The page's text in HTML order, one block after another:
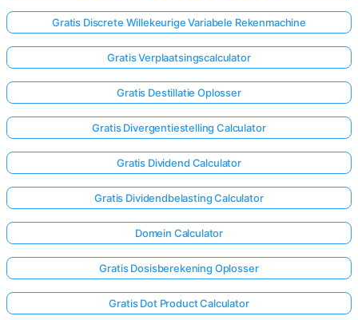
Log
in!
Gratis Discrete Willekeurige Variabele Rekenmachine
Gratis Verplaatsingscalculator
Gratis Destillatie Oplosser
Gratis Divergentiestelling Calculator
Gratis Dividend Calculator
Gratis Dividendbelasting Calculator
Domein Calculator
Gratis Dosisberekening Oplosser
Gratis Dot Product Calculator